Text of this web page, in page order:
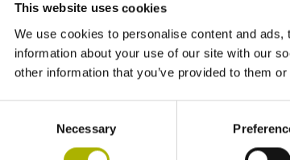
This website uses cookies
We use cookies to personalise content and
information about your use of our site with our
other information that you’ve provided to them
Necessary